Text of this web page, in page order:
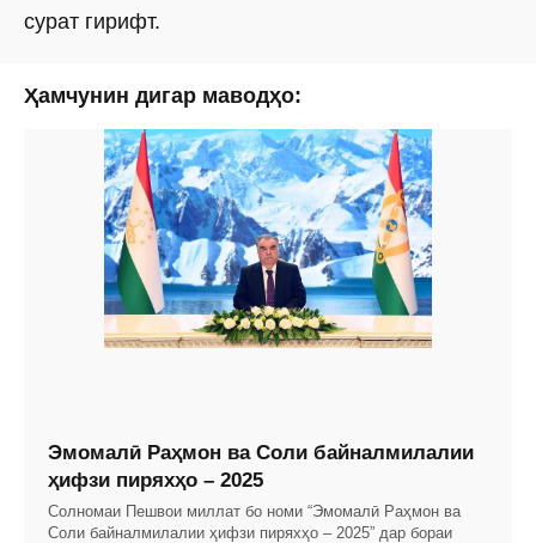
сурат гирифт.
Ҳамчунин дигар маводҳо:
Эмомалӣ Раҳмон ва Соли байналмилалии
ҳифзи пиряхҳо – 2025
Солномаи Пешвои миллат бо номи “Эмомалӣ Раҳмон ва
Соли байналмилалии ҳифзи пиряхҳо – 2025” дар бораи